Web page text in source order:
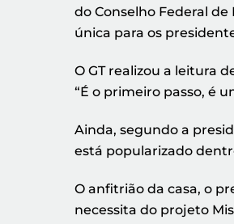
do Conselho Federal
única para os
O GT realizou a leitura
“É o primeiro passo, é
Ainda, segundo a
está popularizado
O anfitrião da casa, o
necessita do projeto